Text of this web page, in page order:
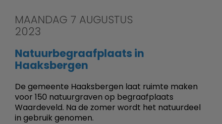
MAANDAG 7 AUGUSTUS
2023
Natuurbegraafplaats in
Haaksbergen
De gemeente Haaksbergen laat ruimte maken
voor 150 natuurgraven op begraafplaats
Waardeveld. Na de zomer wordt het natuurdeel
in gebruik genomen.